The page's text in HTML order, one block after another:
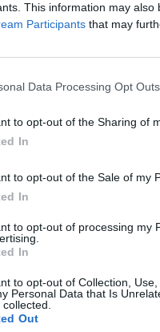
This information may
Participants that may
Data Processing Opt Outs
to opt-out of the Sharing of
In
to opt-out of the Sale of my
In
to opt-out of processing my
In
to opt-out of Collection,
Personal Data that Is
Out
zašiva s unutrašnje